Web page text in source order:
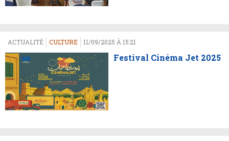
ACTUALITÉ CULTURE 11/09/2025 À 15:21
Festival Cinéma Jet 2025